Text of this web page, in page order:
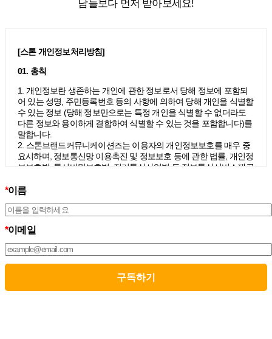
남들보다 먼저 받아보세요!
[스톤 개인정보처리방침]
01. 총칙
1. 개인정보란 생존하는 개인에 관한 정보로서 당해 정보에 포함되
어 있는 성명, 주민등록번호 등의 사항에 의하여 당해 개인을 식별할
수 있는 정보 (당해 정보만으로는 특정 개인을 식별할 수 없더라도
다른 정보와 용이하게 결합하여 식별할 수 있는 것을 포함합니다)를
말합니다.
2. 스톤브랜드커뮤니케이션즈는 이용자의 개인정보보호를 매우 중
요시하며, 정보통신망 이용촉진 및 정보보호 등에 관한 법률, 개인정
보보호법, 통신비밀보호법, 전기통신사업법 등 정보통신서비스제공
개인정보처리방침을 통하여 이용자가 제공하는 개인정보가 어떠한
치가 취해지고 있는지 알려드립니다.
선을 위하여 개정하는데 필요한 절차를 정하고 있으며, 개인정보처
리방침을 회사의 필요와 사회적 변화에 맞게 변경할 수 있습니다. 그
리고 개인정보처리방침을 개정하는 경우 버전번호 등을 부여하여
개정된 사항을 이용자께서 쉽게 알아볼 수 있도록 하고 있습니다.
02. 수집하는 개인정보의 항목 및 수집방법
*이름
*이메일